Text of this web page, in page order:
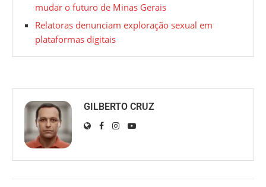
mudar o futuro de Minas Gerais
Relatoras denunciam exploração sexual em
plataformas digitais
GILBERTO CRUZ